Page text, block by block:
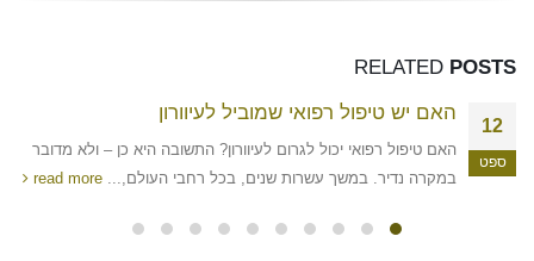
RELATED POSTS
12
ספט
האם יש טיפול רפואי שמוביל לעיוורון
האם טיפול רפואי יכול לגרום לעיוורון? התשובה היא כן – ולא מדובר
במקרה נדיר. במשך עשרות שנים, בכל רחבי העולם,... read more